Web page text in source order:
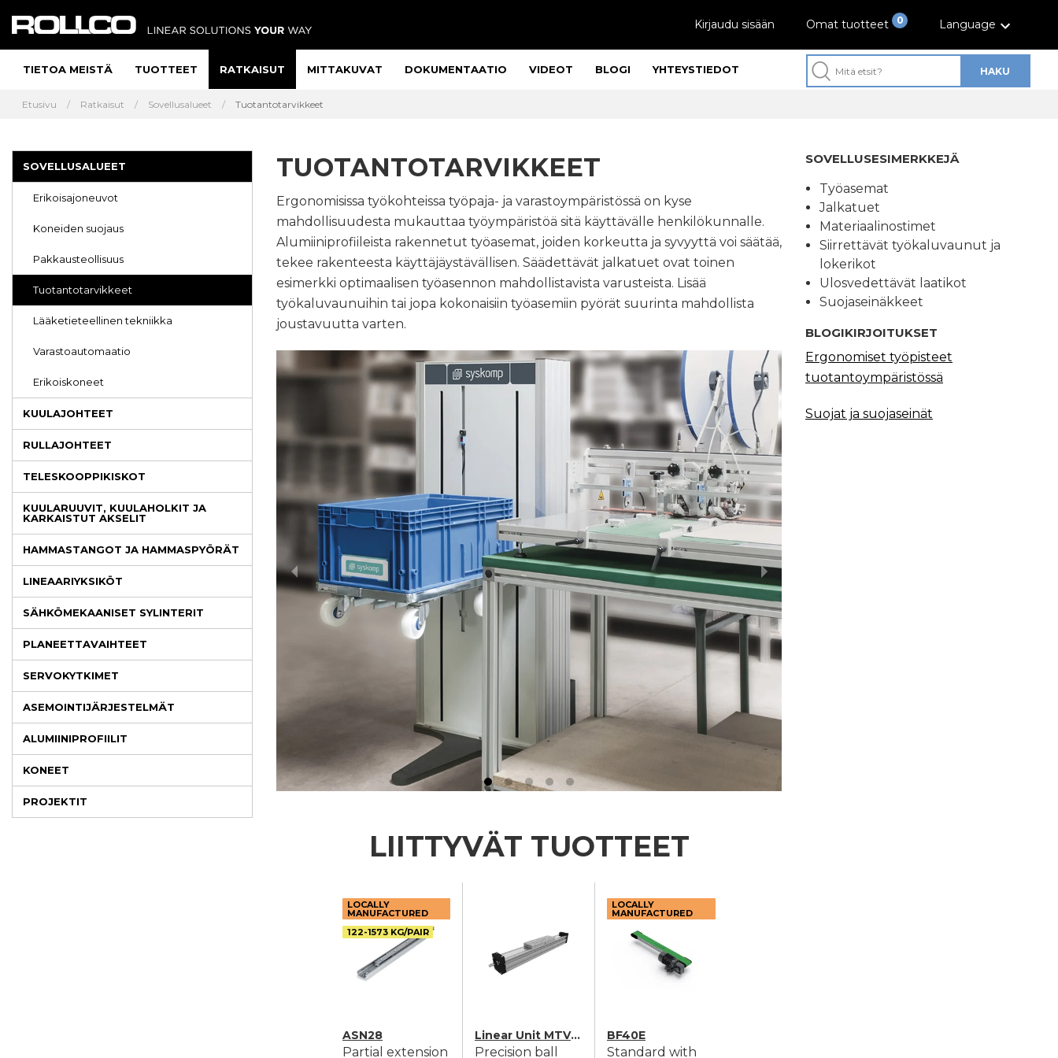
HAKU
Kirjaudu sisään 0
Omat tuotteet Language
TIETOA MEISTÄ TUOTTEET RATKAISUT MITTAKUVAT DOKUMENTAATIO VIDEOT BLOGI YHTEYSTIEDOT
Etusivu Ratkaisut Sovellusalueet Tuotantotarvikkeet
SOVELLUSALUEET
Erikoisajoneuvot
Koneiden suojaus
Pakkausteollisuus
Tuotantotarvikkeet
Lääketieteellinen tekniikka
Varastoautomaatio
Erikoiskoneet
KUULAJOHTEET
RULLAJOHTEET
TELESKOOPPIKISKOT
KUULARUUVIT, KUULAHOLKIT JA
KARKAISTUT AKSELIT
HAMMASTANGOT JA HAMMASPYÖRÄT
LINEAARIYKSIKÖT
SÄHKÖMEKAANISET SYLINTERIT
PLANEETTAVAIHTEET
SERVOKYTKIMET
ASEMOINTIJÄRJESTELMÄT
ALUMIINIPROFIILIT
KONEET
PROJEKTIT
TUOTANTOTARVIKKEET
Ergonomisissa työkohteissa työpaja- ja varastoympäristössä on kyse
mahdollisuudesta mukauttaa työympäristöä sitä käyttävälle henkilökunnalle.
Alumiiniprofiileista rakennetut työasemat, joiden korkeutta ja syvyyttä voi säätää,
tekee rakenteesta käyttäjäystävällisen. Säädettävät jalkatuet ovat toinen
esimerkki optimaalisen työasennon mahdollistavista varusteista. Lisää
työkaluvaunuihin tai jopa kokonaisiin työasemiin pyörät suurinta mahdollista
joustavuutta varten.
LIITTYVÄT TUOTTEET
LOCALLY
MANUFACTURED
122-1573 KG/PAIR
ASN28
Partial extension
Linear Unit MTV 80
Precision ball
LOCALLY
MANUFACTURED
BF40E
Standard with
SOVELLUSESIMERKKEJÄ
Työasemat
Jalkatuet
Materiaalinostimet
Siirrettävät työkaluvaunut ja
lokerikot
Ulosvedettävät laatikot
Suojaseinäkkeet
BLOGIKIRJOITUKSET
Ergonomiset työpisteet
tuotantoympäristössä
Suojat ja suojaseinät